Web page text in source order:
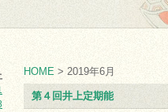
HOME > 2019年6月
第４回井上定期能